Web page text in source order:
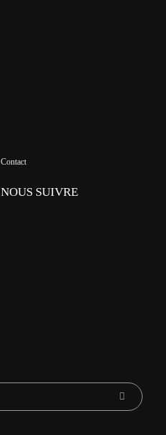
Contact
NOUS SUIVRE